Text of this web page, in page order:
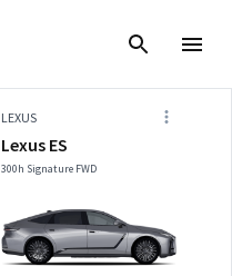
LEXUS
Lexus ES
300h Signature FWD